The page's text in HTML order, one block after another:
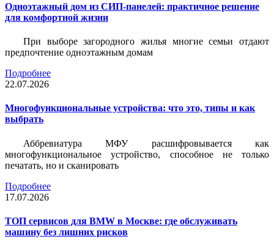
Одноэтажный дом из СИП-панелей: практичное решение
для комфортной жизни
При выборе загородного жилья многие семьи отдают
предпочтение одноэтажным домам
Подробнее
22.07.2026
Многофункциональные устройства: что это, типы и как
выбрать
Аббревиатура МФУ расшифровывается как
многофункциональное устройство, способное не только
печатать, но и сканировать
Подробнее
17.07.2026
ТОП сервисов для BMW в Москве: где обслуживать
машину без лишних рисков